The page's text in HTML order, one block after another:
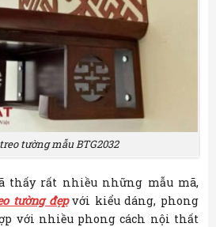
tường mẫu BTG2032
thấy rất nhiều những mẫu mã,
tường đẹpvới kiểu dáng, phong
với nhiều phong cách nội thất